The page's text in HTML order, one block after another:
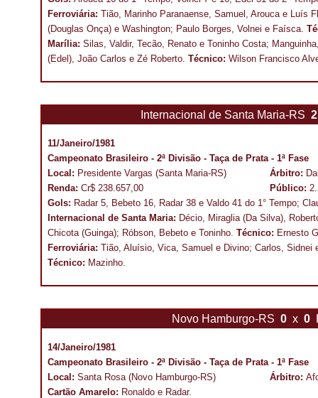
Ferroviária: Tião, Marinho Paranaense, Samuel, Arouca e Luís
(Douglas Onça) e Washington; Paulo Borges, Volnei e Faísca.
Marília: Silas, Valdir, Tecão, Renato e Toninho Costa;
(Edel), João Carlos e Zé Roberto. Técnico: Wilson Francisco
Internacional de Santa Maria-RS 2
11/Janeiro/1981
Campeonato Brasileiro - 2ª Divisão - Taça de Prata - 1ª Fase
Local: Presidente Vargas (Santa Maria-RS) Árbitro:
Renda: Cr$ 238.657,00 Público:
Gols: Radar 5, Bebeto 16, Radar 38 e Valdo 41 do 1° Tempo;
Internacional de Santa Maria: Décio, Miraglia (Da Silva),
Chicota (Guinga); Róbson, Bebeto e Toninho. Técnico: Ernesto
Ferroviária: Tião, Aluísio, Vica, Samuel e Divino; Carlos, Sidnei
Técnico: Mazinho.
Novo Hamburgo-RS 0 x 0
14/Janeiro/1981
Campeonato Brasileiro - 2ª Divisão - Taça de Prata - 1ª Fase
Local: Santa Rosa (Novo Hamburgo-RS) Árbitro:
Cartão Amarelo: Ronaldo e Radar.